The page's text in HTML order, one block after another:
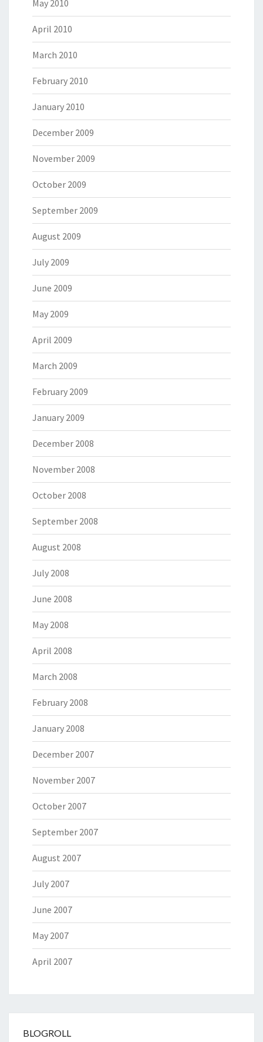
May 2010
April 2010
March 2010
February 2010
January 2010
December 2009
November 2009
October 2009
September 2009
August 2009
July 2009
June 2009
May 2009
April 2009
March 2009
February 2009
January 2009
December 2008
November 2008
October 2008
September 2008
August 2008
July 2008
June 2008
May 2008
April 2008
March 2008
February 2008
January 2008
December 2007
November 2007
October 2007
September 2007
August 2007
July 2007
June 2007
May 2007
April 2007
BLOGROLL